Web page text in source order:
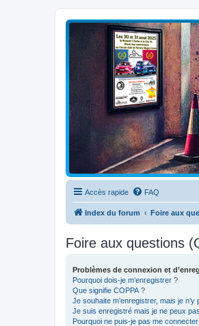
Clio V6 Passion
Le site français des passionnés de
Accès rapide FAQ
Index du forum Foire aux
Foire aux questions
Problèmes de connexion et
Pourquoi dois-je m’enregistrer ?
Que signifie COPPA ?
Je souhaite m’enregistrer, mais je n’y
Je suis enregistré mais je ne peux
Pourquoi ne puis-je pas me